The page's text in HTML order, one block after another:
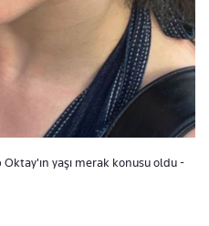
yaşı merak konusu oldu -